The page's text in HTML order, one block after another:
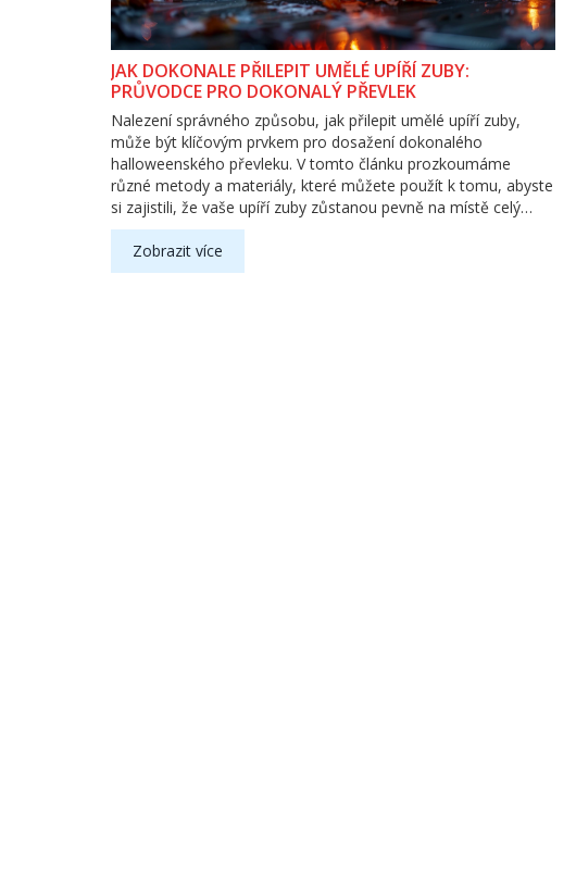
JAK DOKONALE PŘILEPIT UMĚLÉ UPÍŘÍ ZUBY:
PRŮVODCE PRO DOKONALÝ PŘEVLEK
Nalezení správného způsobu, jak přilepit umělé upíří zuby,
může být klíčovým prvkem pro dosažení dokonalého
halloweenského převleku. V tomto článku prozkoumáme
různé metody a materiály, které můžete použít k tomu, abyste
si zajistili, že vaše upíří zuby zůstanou pevně na místě celý
večer. Od tradičních metod jako je použití lepidel určených
speciálně pro dentální použití, až po domácí triky, které
můžete využít ve spěchu. Poskytneme vám také užitečné tipy
Zobrazit více